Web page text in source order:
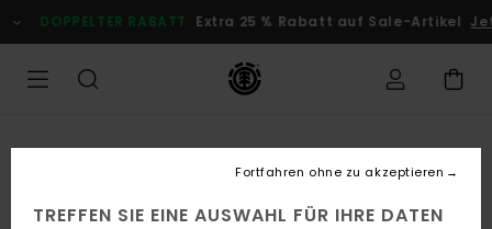
zur
Produktinformation
DOPPELTER RABATT Extra 25 % Rabatt auf Sale-Artikel
TREFFEN SIE EINE AUSWAHL FÜR IHRE DATEN
Fortfahren ohne zu akzeptieren